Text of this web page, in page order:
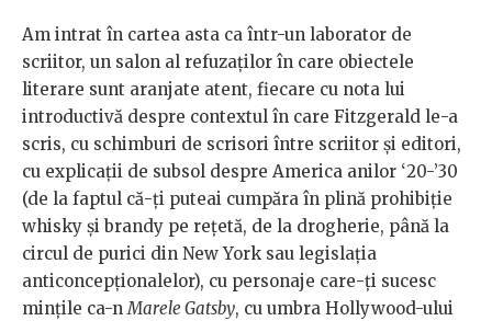
Am intrat în cartea asta ca într-un laborator de
scriitor, un salon al refuzaților în care obiectele
literare sunt aranjate atent, fiecare cu nota lui
introductivă despre contextul în care Fitzgerald le-a
scris, cu schimburi de scrisori între scriitor și editori,
cu explicații de subsol despre America anilor ‘20-’30
(de la faptul că-ți puteai cumpăra în plină prohibiție
whisky și brandy pe rețetă, de la drogherie, până la
circul de purici din New York sau legislația
anticoncepționalelor), cu personaje care-ți sucesc
mințile ca-nMarele Gatsby, cu umbra Hollywood-ului